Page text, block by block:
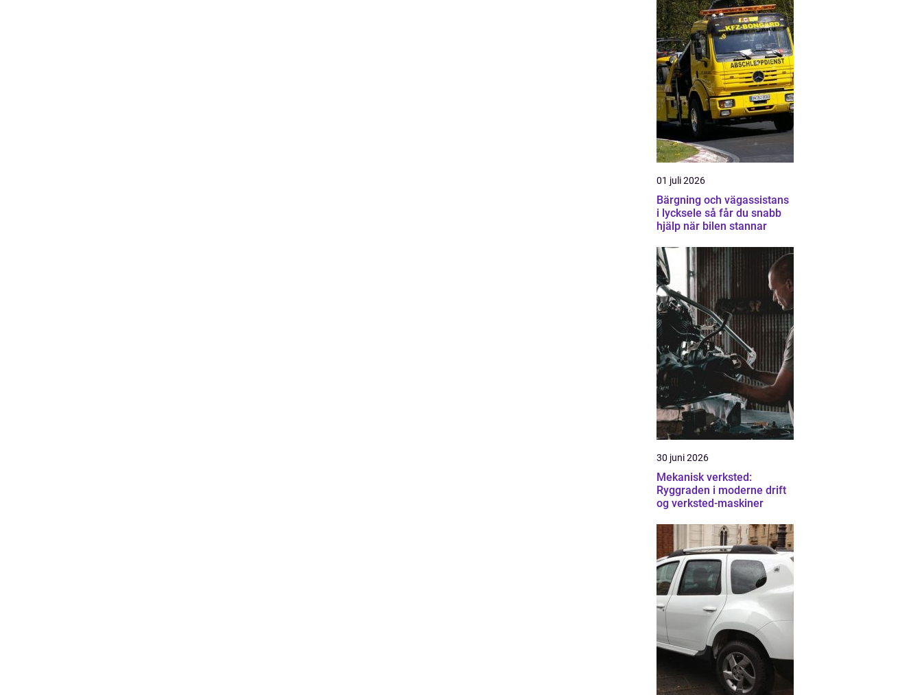
01 juli 2026
Bärgning och vägassistans
i lycksele så får du snabb
hjälp när bilen stannar
30 juni 2026
Mekanisk verksted:
Ryggraden i moderne drift
og verksted-maskiner